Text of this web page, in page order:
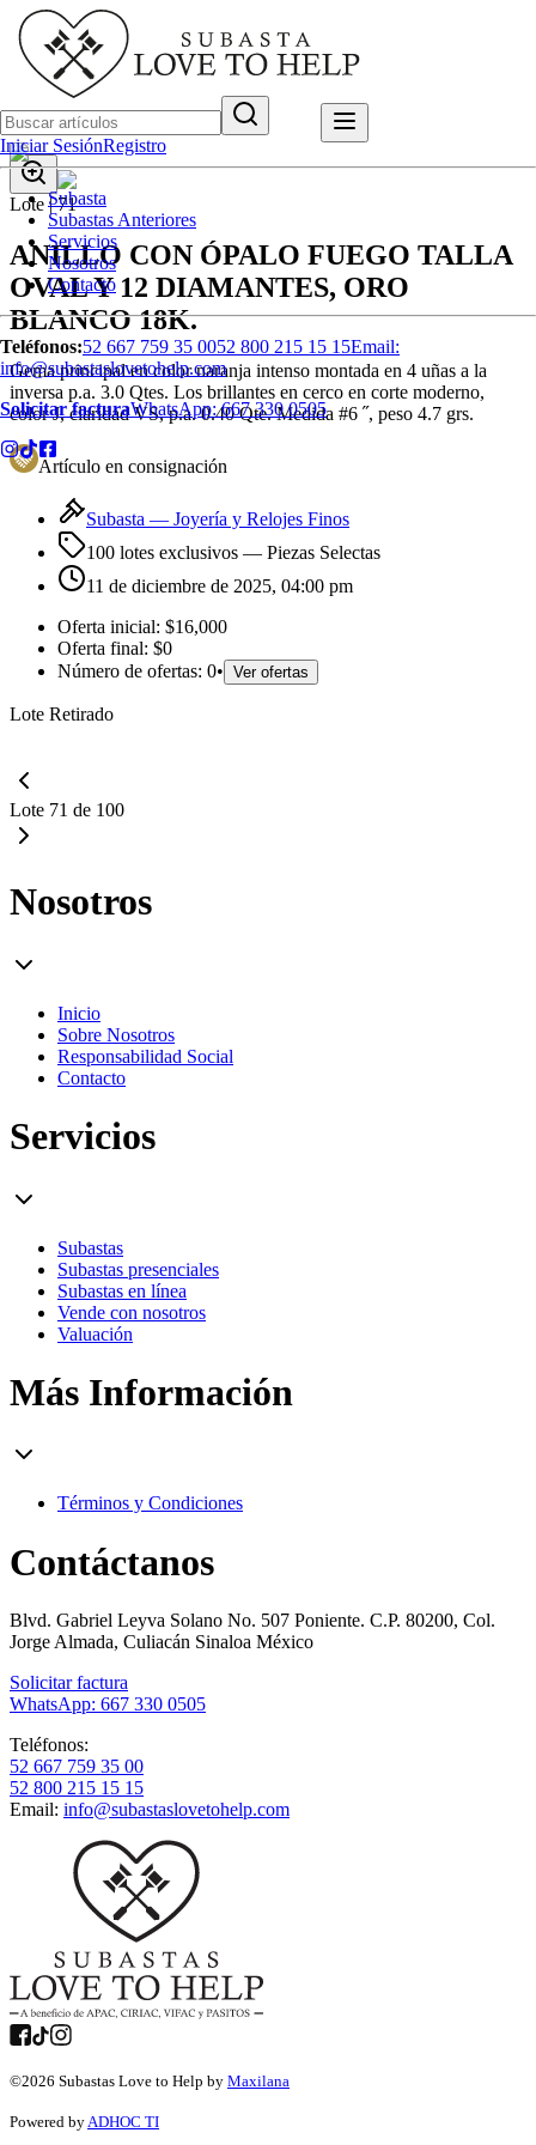
Iniciar SesiónRegistro
Subasta
Subastas Anteriores
Servicios
Nosotros
Contacto
Teléfonos:52 667 759 35 0052 800 215 15 15Email:
info@subastaslovetohelp.com
Solicitar facturaWhatsApp:667 330 0505
Lote |71
ANILLO CON ÓPALO FUEGO TALLA
OVAL Y 12 DIAMANTES, ORO
BLANCO 18K.
Gema principal en color naranja intenso montada en 4 uñas a la
inversa p.a. 3.0 Qtes. Los brillantes en cerco en corte moderno,
color J, claridad VS, p.a. 0.40 Qte. Medida #6 ˝, peso 4.7 grs.
Artículo en consignación
Subasta — Joyería y Relojes Finos
100 lotes exclusivos — Piezas Selectas
11 de diciembre de 2025, 04:00 pm
Oferta inicial: $16,000
Oferta final: $0
Número de ofertas: 0• Ver ofertas
Lote Retirado
Lote 71 de 100
Nosotros
Inicio
Sobre Nosotros
Responsabilidad Social
Contacto
Servicios
Subastas
Subastas presenciales
Subastas en línea
Vende con nosotros
Valuación
Más Información
Términos y Condiciones
Contáctanos
Blvd. Gabriel Leyva Solano No. 507 Poniente. C.P. 80200, Col.
Jorge Almada, Culiacán Sinaloa México
Solicitar factura
WhatsApp: 667 330 0505
Teléfonos:
52 667 759 35 00
52 800 215 15 15
Email: info@subastaslovetohelp.com
©2026 Subastas Love to Help by Maxilana
Powered byADHOC TI